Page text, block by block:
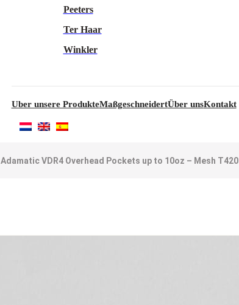
Peeters
Ter Haar
Winkler
Uber unsere ProdukteMaßgeschneidertÜber unsKontakt
Adamatic VDR4 Overhead Pockets up to 10oz – Mesh T420